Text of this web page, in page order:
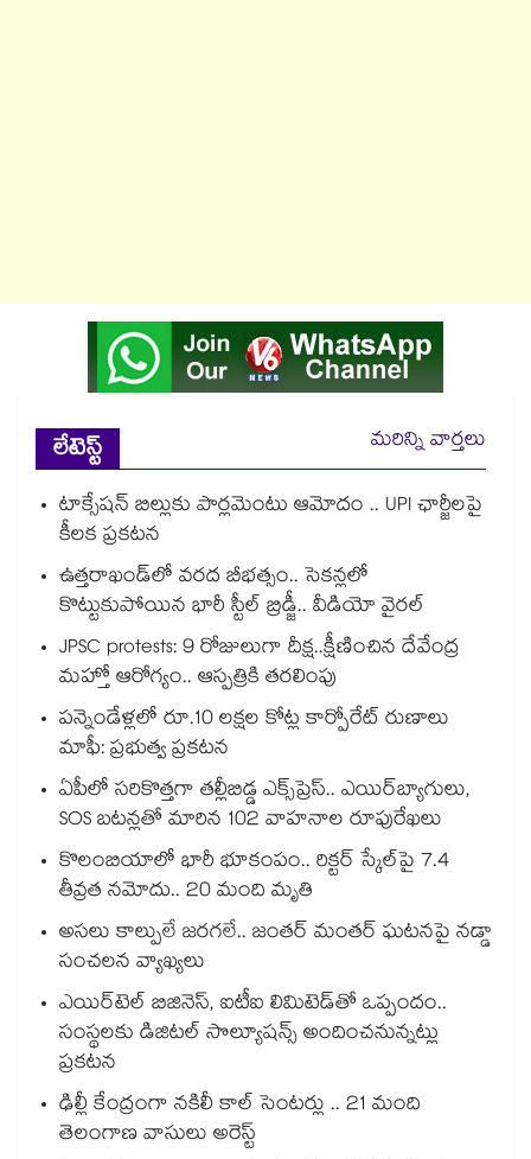
లేటెస్ట్
మరిన్ని వార్తలు
టాక్సేషన్ బిల్లుకు పార్లమెంటు ఆమోదం .. UPI ఛార్జీలపై
కీలక ప్రకటన
ఉత్తరాఖండ్⁭లో వరద బీభత్సం.. సెకన్లలో
కొట్టుకుపోయిన భారీ స్టీల్ బ్రిడ్జీ.. వీడియో వైరల్
JPSC protests: 9 రోజులుగా దీక్ష..క్షీణించిన దేవేంద్ర
మహ్తో ఆరోగ్యం.. ఆస్పత్రికి తరలింపు
పన్నెండేళ్లలో రూ.10 లక్షల కోట్ల కార్పోరేట్ రుణాలు
మాఫీ: ప్రభుత్వ ప్రకటన
ఏపీలో సరికొత్తగా తల్లీబిడ్డ ఎక్స్‌ప్రెస్.. ఎయిర్‌బ్యాగులు,
SOS బటన్లతో మారిన 102 వాహనాల రూపురేఖలు
కొలంబియాలో భారీ భూకంపం.. రిక్టర్ స్కేల్‎పై 7.4
తీవ్రత నమోదు.. 20 మంది మృతి
అసలు కాల్పులే జరగలే.. జంతర్ మంతర్ ఘటనపై నడ్డా
సంచలన వ్యాఖ్యలు
ఎయిర్‌టెల్ బిజినెస్, ఐటీఐ లిమిటెడ్‌తో ఒప్పందం..
సంస్థలకు డిజిటల్ సొల్యూషన్స్ అందించనున్నట్లు
ప్రకటన
ఢిల్లీ కేంద్రంగా నకిలీ కాల్‌ సెంటర్లు .. 21 మంది
తెలంగాణ వాసులు అరెస్ట్